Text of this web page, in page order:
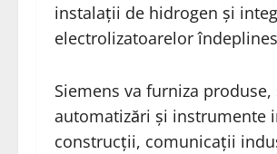
instalații de hidrogen și
electrolizatoarelor
Siemens va furniza
automatizări și instrumente
construcții, comunicații